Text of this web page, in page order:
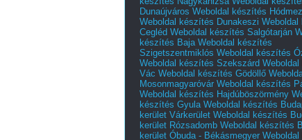
Dunaújváros Weboldal készítés
Weboldal készítés Dunakeszi
Cegléd Weboldal készítés Salgótarján
készítés Baja Weboldal készítés
Szigetszentmiklós Weboldal készítés
Weboldal készítés Szekszárd
Vác Weboldal készítés Gödöllő
Mosonmagyaróvár Weboldal készítés
Weboldal készítés Hajdúböszörmény
készítés Gyula Weboldal készítés
kerület Várkerület Weboldal készítés
kerület Rózsadomb Weboldal készítés
kerület Óbuda - Békásmegyer